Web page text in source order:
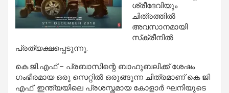
ശ്രീദേവിയും
ചിത്രത്തില്‍
അവസാനമായി
സ്‌ക്രീനില്‍
പ്രത്യക്ഷപ്പെടുന്നു.
കെ.ജി.എഫ് – പ്രബാസിന്റെ ബാഹുബലിക്ക് ശേഷം
ഗംഭീരമായ ഒരു സെറ്റില്‍ ഒരുങ്ങുന്ന ചിത്രമാണ് കെ ജി
എഫ്. ഇന്ത്യയിലെ പ്രശസ്തമായ കോളാര്‍ ഘനിയുടെ